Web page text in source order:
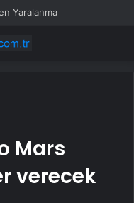
Yaralanma
Mars
verecek